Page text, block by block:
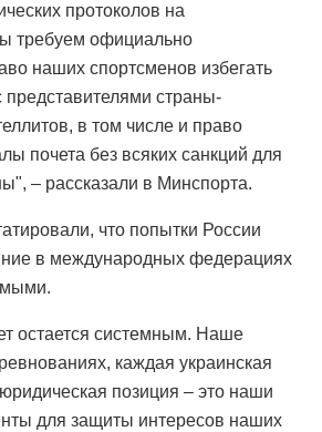
протоколов на
требуем официально
наших спортсменов избегать
представителями страны-
в том числе и право
почета без всяких санкций для
– рассказали в Минспорта.
что попытки России
в международных федерациях
остается системным. Наше
каждая украинская
позиция – это наши
для защиты интересов наших